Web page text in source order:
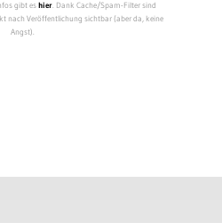
gibt eshier. Dank Cache/Spam-Filter sind
nach Veröffentlichung sichtbar (aber da, keine
Angst).